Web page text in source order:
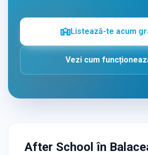
Listează-te acum
Vezi cum
After Schoolîn